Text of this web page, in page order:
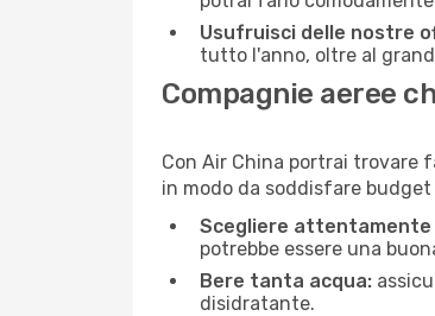
Usufruisci delle nostre
tutto l'anno, oltre al
Compagnie aeree
Con Air China portrai trovare
in modo da soddisfare
Scegliere
potrebbe essere una
Bere tanta acqua:
disidratante.